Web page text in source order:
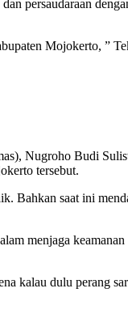
persaudaraan
Mojokerto, ”
Nugroho Budi
tersebut.
Bahkan saat ini
menjaga keamanan
kalau dulu perang